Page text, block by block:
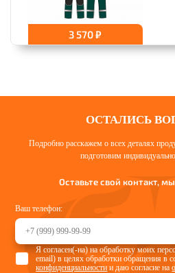
3 570 ₽
ОСТАЛИСЬ
Подробно расскажем о всех деталях
подготовим
Оставьте свой контакт,
Ваш телефон:
Я согласен(-на) на обработку моих
email) в целях обработки обращения в
конфиденциальности и даю согласие на